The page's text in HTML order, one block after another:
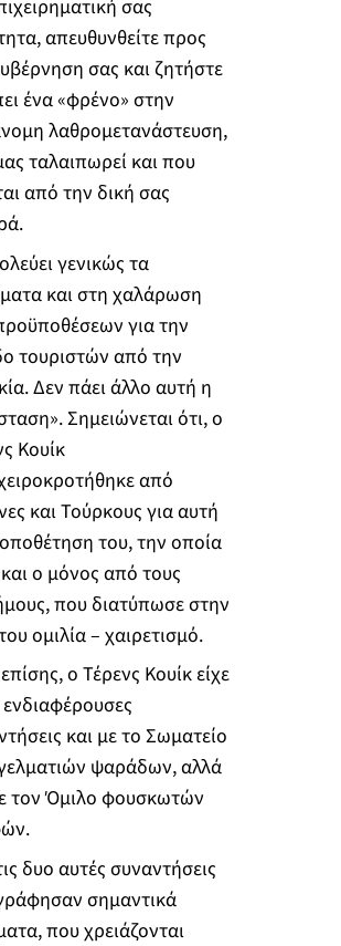
σας
απευθυνθείτε προς
σας και ζητήστε
ένα «φρένο» στην
λαθρομετανάστευση,
ταλαιπωρεί και που
από την δική σας
γενικώς τα
και στη χαλάρωση
για την
τουριστών από την
Δεν πάει άλλο αυτή η
Σημειώνεται ότι, ο
Κουίκ
από
και Τούρκους για αυτή
του, την οποία
ο μόνος από τους
που διατύπωσε στην
ομιλία – χαιρετισμό.
ο Τέρενς Κουίκ είχε
και με το Σωματείο
ψαράδων, αλλά
τον Όμιλο φουσκωτών
δυο αυτές συναντήσεις
σημαντικά
που χρειάζονται